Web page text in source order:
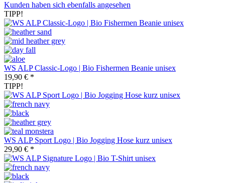
Kunden haben sich ebenfalls angesehen
TIPP!
WS ALP Classic-Logo | Bio Fishermen Beanie unisex
19,90 € *
TIPP!
WS ALP Sport Logo | Bio Jogging Hose kurz unisex
29,90 € *